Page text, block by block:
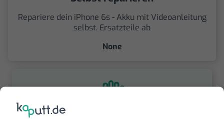
Repariere dein iPhone 6s - Akku mit Videoanleitung
selbst. Ersatzteile ab
None